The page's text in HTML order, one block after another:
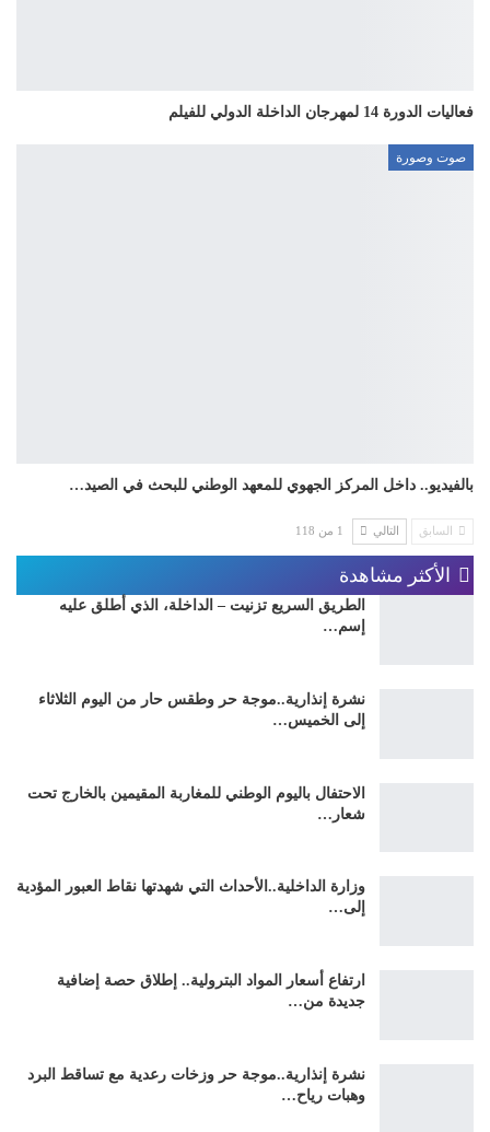
فعاليات الدورة 14 لمهرجان الداخلة الدولي للفيلم
صوت وصورة
بالفيديو.. داخل المركز الجهوي للمعهد الوطني للبحث في الصيد…
السابق التالي 1 من 118
الأكثر مشاهدة
الطريق السريع تزنيت – الداخلة، الذي أطلق عليه
إسم…
نشرة إنذارية..موجة حر وطقس حار من اليوم الثلاثاء
إلى الخميس…
الاحتفال باليوم الوطني للمغاربة المقيمين بالخارج تحت
شعار…
وزارة الداخلية..الأحداث التي شهدتها نقاط العبور المؤدية
إلى…
ارتفاع أسعار المواد البترولية.. إطلاق حصة إضافية
جديدة من…
نشرة إنذارية..موجة حر وزخات رعدية مع تساقط البرد
وهبات رياح…